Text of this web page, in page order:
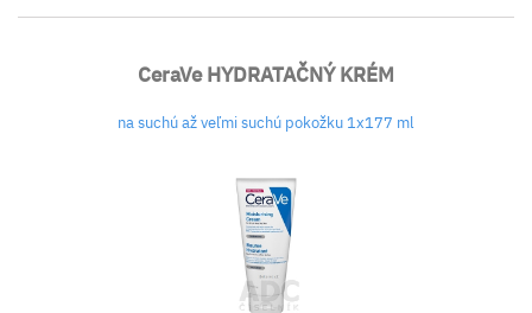
CeraVe HYDRATAČNÝ KRÉM
na suchú až veľmi suchú pokožku 1x177 ml